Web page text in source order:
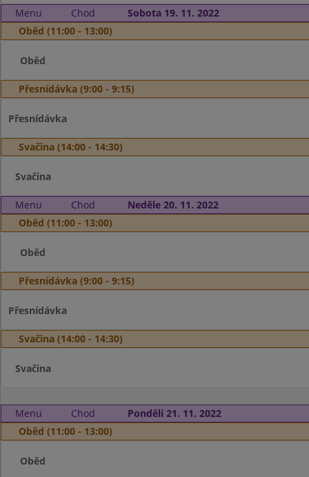
Menu
Chod
Sobota 19. 11. 2022
Oběd (11:00 - 13:00)
Oběd
Přesnídávka (9:00 - 9:15)
Přesnídávka
Svačina (14:00 - 14:30)
Svačina
Menu Chod
Neděle 20. 11. 2022
Oběd (11:00 - 13:00)
Oběd
Přesnídávka (9:00 - 9:15)
Přesnídávka
Svačina (14:00 - 14:30)
Svačina
Menu Chod
Pondělí 21. 11. 2022
Oběd (11:00 - 13:00)
Oběd